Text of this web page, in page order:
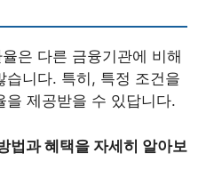
은 다른 금융기관에 비해
습니다. 특히, 특정 조건을
을 제공받을 수 있답니다.
법과 혜택을 자세히 알아보